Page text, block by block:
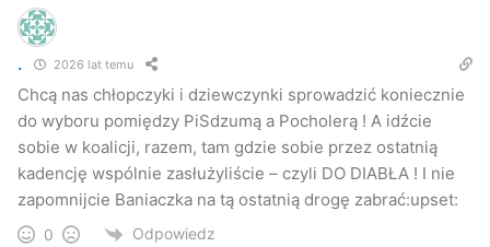
. 2026 lat temu
Chcą nas chłopczyki i dziewczynki sprowadzić koniecznie
do wyboru pomiędzy PiSdzumą a Pocholerą ! A idźcie
sobie w koalicji, razem, tam gdzie sobie przez ostatnią
kadencję wspólnie zasłużyliście – czyli DO DIABŁA ! I nie
zapomnijcie Baniaczka na tą ostatnią drogę zabrać:upset:
0 Odpowiedz